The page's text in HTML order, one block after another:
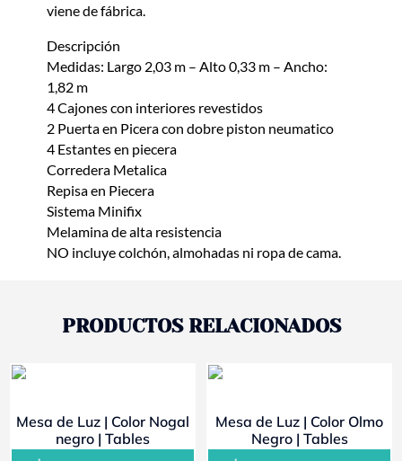
viene de fábrica.
Descripción
Medidas: Largo 2,03 m – Alto 0,33 m – Ancho:
1,82 m
4 Cajones con interiores revestidos
2 Puerta en Picera con dobre piston neumatico
4 Estantes en piecera
Corredera Metalica
Repisa en Piecera
Sistema Minifix
Melamina de alta resistencia
NO incluye colchón, almohadas ni ropa de cama.
PRODUCTOS RELACIONADOS
Mesa de Luz | Color Nogal
negro | Tables
Mesa de Luz | Color Olmo
Negro | Tables